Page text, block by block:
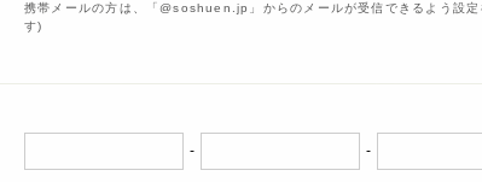
携帯メールの方は、「@soshuen.jp」からのメールが受信できるよう設
す)
- -